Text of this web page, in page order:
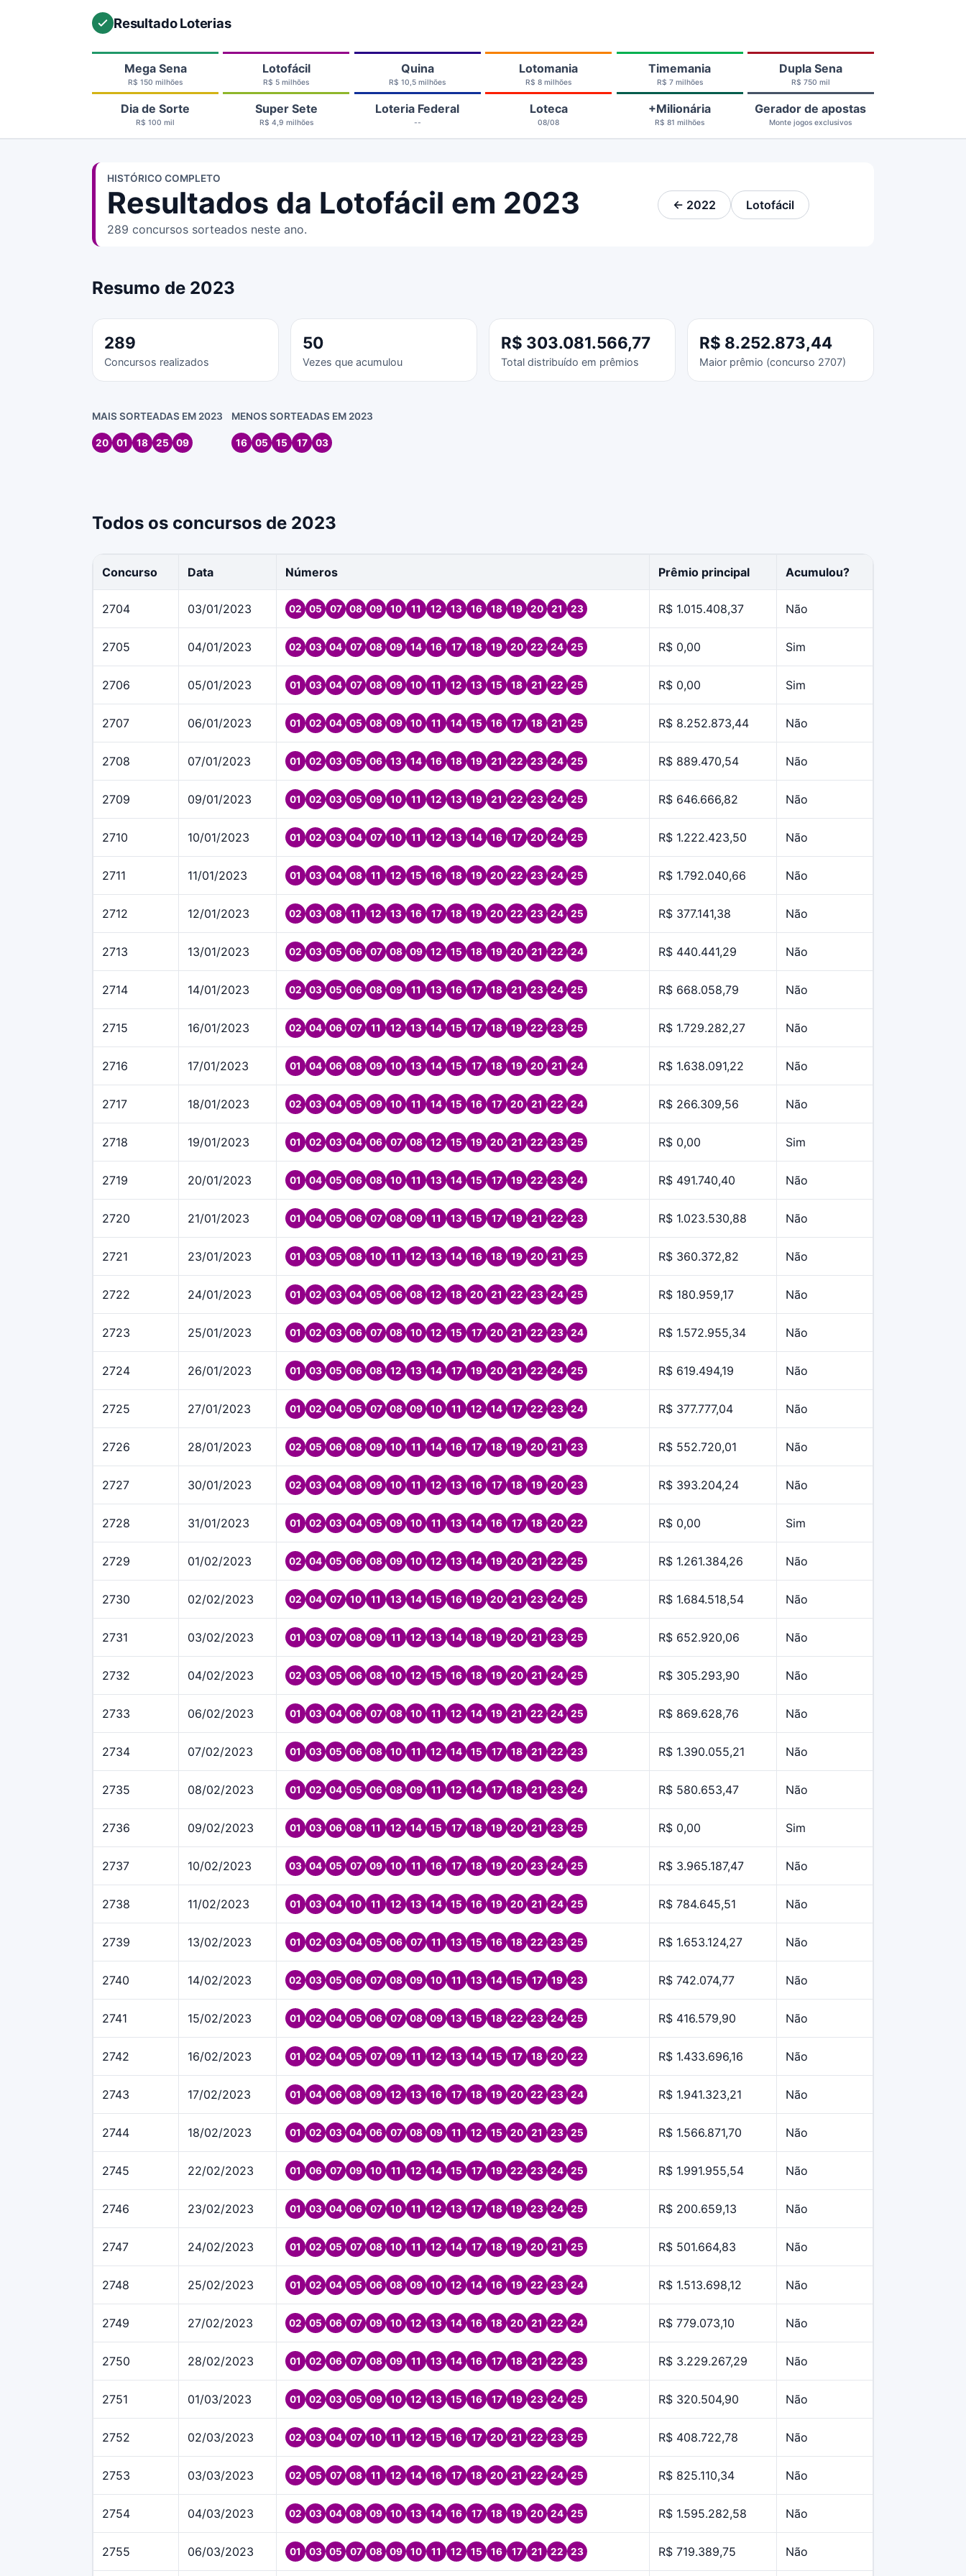
Resultado Loterias
Mega Sena
R$ 150 milhões
Lotofácil
R$ 5 milhões
Quina
R$ 10,5 milhões
Lotomania
R$ 8 milhões
Timemania
R$ 7 milhões
Dupla Sena
R$ 750 mil
Dia de Sorte
R$ 100 mil
Super Sete
R$ 4,9 milhões
Loteria Federal
--
Loteca
08/08
+Milionária
R$ 81 milhões
Gerador de apostas
Monte jogos exclusivos
HISTÓRICO COMPLETO
Resultados da Lotofácil em 2023
289 concursos sorteados neste ano.
← 2022 Lotofácil
Resumo de 2023
289
Concursos realizados
50
Vezes que acumulou
R$ 303.081.566,77
Total distribuído em prêmios
R$ 8.252.873,44
Maior prêmio (concurso 2707)
MAIS SORTEADAS EM 2023
20 01 18 25 09
MENOS SORTEADAS EM 2023
16 05 15 17 03
Todos os concursos de 2023
Concurso Data Números Prêmio principal Acumulou?
2704 03/01/2023 02 05 07 08 09 10 11 12 13 16 18 19 20 21 23 R$ 1.015.408,37 Não
2705 04/01/2023 02 03 04 07 08 09 14 16 17 18 19 20 22 24 25 R$ 0,00 Sim
2706 05/01/2023 01 03 04 07 08 09 10 11 12 13 15 18 21 22 25 R$ 0,00 Sim
2707 06/01/2023 01 02 04 05 08 09 10 11 14 15 16 17 18 21 25 R$ 8.252.873,44 Não
2708 07/01/2023 01 02 03 05 06 13 14 16 18 19 21 22 23 24 25 R$ 889.470,54 Não
2709 09/01/2023 01 02 03 05 09 10 11 12 13 19 21 22 23 24 25 R$ 646.666,82 Não
2710 10/01/2023 01 02 03 04 07 10 11 12 13 14 16 17 20 24 25 R$ 1.222.423,50 Não
2711 11/01/2023 01 03 04 08 11 12 15 16 18 19 20 22 23 24 25 R$ 1.792.040,66 Não
2712 12/01/2023 02 03 08 11 12 13 16 17 18 19 20 22 23 24 25 R$ 377.141,38 Não
2713 13/01/2023 02 03 05 06 07 08 09 12 15 18 19 20 21 22 24 R$ 440.441,29 Não
2714 14/01/2023 02 03 05 06 08 09 11 13 16 17 18 21 23 24 25 R$ 668.058,79 Não
2715 16/01/2023 02 04 06 07 11 12 13 14 15 17 18 19 22 23 25 R$ 1.729.282,27 Não
2716 17/01/2023 01 04 06 08 09 10 13 14 15 17 18 19 20 21 24 R$ 1.638.091,22 Não
2717 18/01/2023 02 03 04 05 09 10 11 14 15 16 17 20 21 22 24 R$ 266.309,56 Não
2718 19/01/2023 01 02 03 04 06 07 08 12 15 19 20 21 22 23 25 R$ 0,00 Sim
2719 20/01/2023 01 04 05 06 08 10 11 13 14 15 17 19 22 23 24 R$ 491.740,40 Não
2720 21/01/2023 01 04 05 06 07 08 09 11 13 15 17 19 21 22 23 R$ 1.023.530,88 Não
2721 23/01/2023 01 03 05 08 10 11 12 13 14 16 18 19 20 21 25 R$ 360.372,82 Não
2722 24/01/2023 01 02 03 04 05 06 08 12 18 20 21 22 23 24 25 R$ 180.959,17 Não
2723 25/01/2023 01 02 03 06 07 08 10 12 15 17 20 21 22 23 24 R$ 1.572.955,34 Não
2724 26/01/2023 01 03 05 06 08 12 13 14 17 19 20 21 22 24 25 R$ 619.494,19 Não
2725 27/01/2023 01 02 04 05 07 08 09 10 11 12 14 17 22 23 24 R$ 377.777,04 Não
2726 28/01/2023 02 05 06 08 09 10 11 14 16 17 18 19 20 21 23 R$ 552.720,01 Não
2727 30/01/2023 02 03 04 08 09 10 11 12 13 16 17 18 19 20 23 R$ 393.204,24 Não
2728 31/01/2023 01 02 03 04 05 09 10 11 13 14 16 17 18 20 22 R$ 0,00 Sim
2729 01/02/2023 02 04 05 06 08 09 10 12 13 14 19 20 21 22 25 R$ 1.261.384,26 Não
2730 02/02/2023 02 04 07 10 11 13 14 15 16 19 20 21 23 24 25 R$ 1.684.518,54 Não
2731 03/02/2023 01 03 07 08 09 11 12 13 14 18 19 20 21 23 25 R$ 652.920,06 Não
2732 04/02/2023 02 03 05 06 08 10 12 15 16 18 19 20 21 24 25 R$ 305.293,90 Não
2733 06/02/2023 01 03 04 06 07 08 10 11 12 14 19 21 22 24 25 R$ 869.628,76 Não
2734 07/02/2023 01 03 05 06 08 10 11 12 14 15 17 18 21 22 23 R$ 1.390.055,21 Não
2735 08/02/2023 01 02 04 05 06 08 09 11 12 14 17 18 21 23 24 R$ 580.653,47 Não
2736 09/02/2023 01 03 06 08 11 12 14 15 17 18 19 20 21 23 25 R$ 0,00 Sim
2737 10/02/2023 03 04 05 07 09 10 11 16 17 18 19 20 23 24 25 R$ 3.965.187,47 Não
2738 11/02/2023 01 03 04 10 11 12 13 14 15 16 19 20 21 24 25 R$ 784.645,51 Não
2739 13/02/2023 01 02 03 04 05 06 07 11 13 15 16 18 22 23 25 R$ 1.653.124,27 Não
2740 14/02/2023 02 03 05 06 07 08 09 10 11 13 14 15 17 19 23 R$ 742.074,77 Não
2741 15/02/2023 01 02 04 05 06 07 08 09 13 15 18 22 23 24 25 R$ 416.579,90 Não
2742 16/02/2023 01 02 04 05 07 09 11 12 13 14 15 17 18 20 22 R$ 1.433.696,16 Não
2743 17/02/2023 01 04 06 08 09 12 13 16 17 18 19 20 22 23 24 R$ 1.941.323,21 Não
2744 18/02/2023 01 02 03 04 06 07 08 09 11 12 15 20 21 23 25 R$ 1.566.871,70 Não
2745 22/02/2023 01 06 07 09 10 11 12 14 15 17 19 22 23 24 25 R$ 1.991.955,54 Não
2746 23/02/2023 01 03 04 06 07 10 11 12 13 17 18 19 23 24 25 R$ 200.659,13 Não
2747 24/02/2023 01 02 05 07 08 10 11 12 14 17 18 19 20 21 25 R$ 501.664,83 Não
2748 25/02/2023 01 02 04 05 06 08 09 10 12 14 16 19 22 23 24 R$ 1.513.698,12 Não
2749 27/02/2023 02 05 06 07 09 10 12 13 14 16 18 20 21 22 24 R$ 779.073,10 Não
2750 28/02/2023 01 02 06 07 08 09 11 13 14 16 17 18 21 22 23 R$ 3.229.267,29 Não
2751 01/03/2023 01 02 03 05 09 10 12 13 15 16 17 19 23 24 25 R$ 320.504,90 Não
2752 02/03/2023 02 03 04 07 10 11 12 15 16 17 20 21 22 23 25 R$ 408.722,78 Não
2753 03/03/2023 02 05 07 08 11 12 14 16 17 18 20 21 22 24 25 R$ 825.110,34 Não
2754 04/03/2023 02 03 04 08 09 10 13 14 16 17 18 19 20 24 25 R$ 1.595.282,58 Não
2755 06/03/2023 01 03 05 07 08 09 10 11 12 15 16 17 21 22 23 R$ 719.389,75 Não